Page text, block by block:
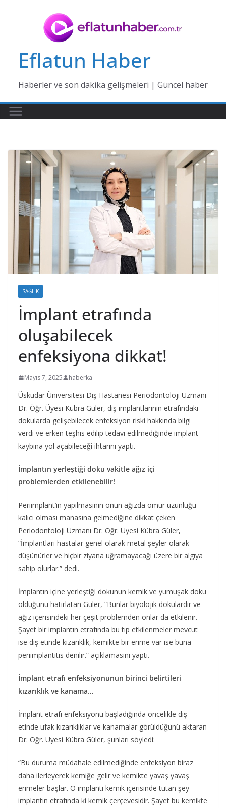
Eflatun Haber
Haberler ve son dakika gelişmeleri | Güncel haber
SAĞLIK
İmplant etrafında
oluşabilecek
enfeksiyona dikkat!
Mayıs 7, 2025 haberka
Üsküdar Üniversitesi Diş Hastanesi Periodontoloji Uzmanı
Dr. Öğr. Üyesi Kübra Güler, diş implantlarının etrafındaki
dokularda gelişebilecek enfeksiyon riski hakkında bilgi
verdi ve erken teşhis edilip tedavi edilmediğinde implant
kaybına yol açabileceği ihtarını yaptı.
İmplantın yerleştiği doku vakitle ağız içi
problemlerden etkilenebilir!
Periimplant’ın yapılmasının onun ağızda ömür uzunluğu
kalıcı olması manasına gelmediğine dikkat çeken
Periodontoloji Uzmanı Dr. Öğr. Üyesi Kübra Güler,
“İmplantları hastalar genel olarak metal şeyler olarak
düşünürler ve hiçbir ziyana uğramayacağı üzere bir algıya
sahip olurlar.” dedi.
İmplantın içine yerleştiği dokunun kemik ve yumuşak doku
olduğunu hatırlatan Güler, “Bunlar biyolojik dokulardır ve
ağız içerisindeki her çeşit problemden onlar da etkilenir.
Şayet bir implantın etrafında bu tıp etkilenmeler mevcut
ise diş etinde kızarıklık, kemikte bir erime var ise buna
periimplantitis denilir.” açıklamasını yaptı.
İmplant etrafı enfeksiyonunun birinci belirtileri
kızarıklık ve kanama…
İmplant etrafı enfeksiyonu başladığında öncelikle diş
etinde ufak kızarıklıklar ve kanamalar görüldüğünü aktaran
Dr. Öğr. Üyesi Kübra Güler, şunları söyledi:
“Bu duruma müdahale edilmediğinde enfeksiyon biraz
daha ilerleyerek kemiğe gelir ve kemikte yavaş yavaş
erimeler başlar. O implantı kemik içerisinde tutan şey
implantın etrafında ki kemik çerçevesidir. Şayet bu kemikte